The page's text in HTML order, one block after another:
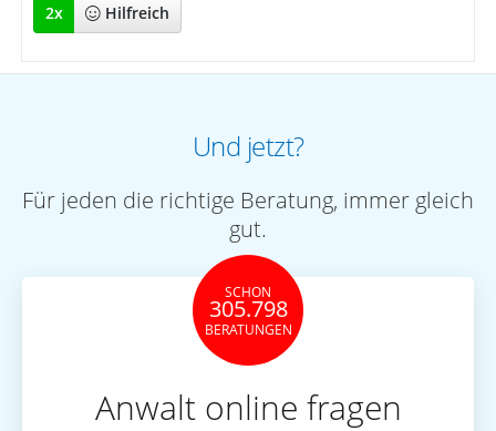
2x Hilfreich
Und jetzt?
Für jeden die richtige Beratung, immer gleich
gut.
SCHON
305.798
BERATUNGEN
Anwalt online fragen